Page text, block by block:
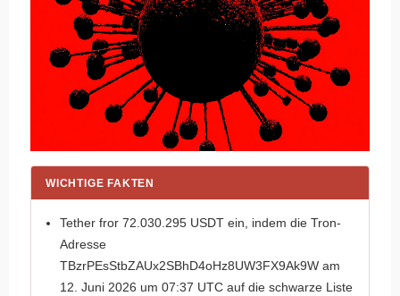
WICHTIGE FAKTEN
Tether fror 72.030.295 USDT ein, indem die Tron-
Adresse
TBzrPEsStbZAUx2SBhD4oHz8UW3FX9Ak9W am
12. Juni 2026 um 07:37 UTC auf die schwarze Liste